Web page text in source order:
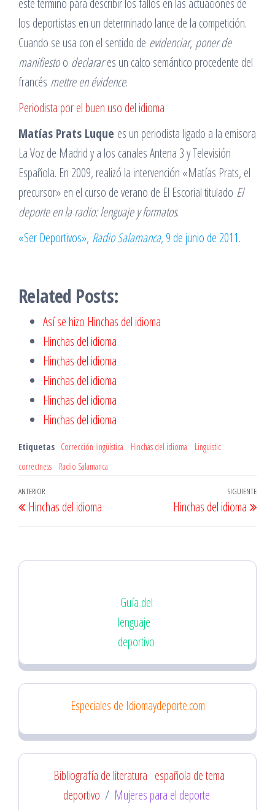
este término para describir los fallos en las actuaciones de
los deportistas en un determinado lance de la competición.
Cuando se usa con el sentido de evidenciar, poner de
manifiestoo declarares un calco semántico procedente del
francés mettre en évidence.
Periodista por el buen uso del idioma
Matías Prats Luque es un periodista ligado a la emisora
La Voz de Madrid y a los canales Antena 3 y Televisión
Española. En 2009, realizó la intervención «Matías Prats, el
precursor» en el curso de verano de El Escorial titulado El
deporte en la radio: lenguaje y formatos.
«Ser Deportivos», Radio Salamanca, 9 de junio de 2011.
Related Posts:
Así se hizo Hinchas del idioma
Hinchas del idioma
Hinchas del idioma
Hinchas del idioma
Hinchas del idioma
Hinchas del idioma
Etiquetas Corrección lingüística Hinchas del idioma
Linguistic
correctness
Radio Salamanca
Navegación
de
Entrada
anterior
ANTERIOR
Hinchas del idioma
SIGUIENTE
Hinchas del idioma
Guía del
lenguaje
deportivo
Especiales de Idiomaydeporte.com
Bibliografía de literatura española de tema
deportivo / Mujeres para el deporte